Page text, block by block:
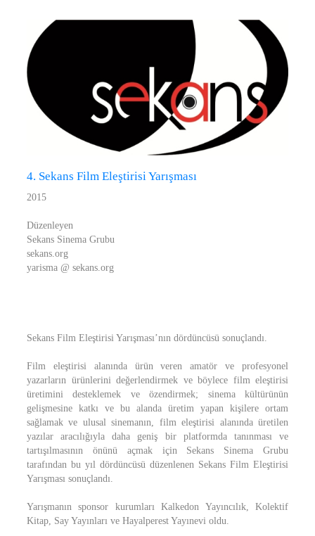
4. Sekans Film Eleştirisi Yarışması
2015
Düzenleyen
Sekans Sinema Grubu
sekans.org
yarisma @ sekans.org
Sekans Film Eleştirisi Yarışması’nın dördüncüsü sonuçlandı.
Film eleştirisi alanında ürün veren amatör ve profesyonel
yazarların ürünlerini değerlendirmek ve böylece film eleştirisi
üretimini desteklemek ve özendirmek; sinema kültürünün
gelişmesine katkı ve bu alanda üretim yapan kişilere ortam
sağlamak ve ulusal sinemanın, film eleştirisi alanında üretilen
yazılar aracılığıyla daha geniş bir platformda tanınması ve
tartışılmasının önünü açmak için Sekans Sinema Grubu
tarafından bu yıl dördüncüsü düzenlenen Sekans Film Eleştirisi
Yarışması sonuçlandı.
Yarışmanın sponsor kurumları Kalkedon Yayıncılık, Kolektif
Kitap, Say Yayınları ve Hayalperest Yayınevi oldu.